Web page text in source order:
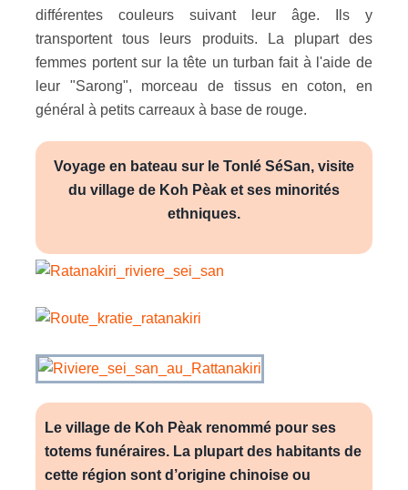
différentes couleurs suivant leur âge. Ils y
transportent tous leurs produits. La plupart des
femmes portent sur la tête un turban fait à l'aide de
leur "Sarong", morceau de tissus en coton, en
général à petits carreaux à base de rouge.
Voyage en bateau sur le Tonlé SéSan, visite
du village de Koh Pèak et ses minorités
ethniques.
Le village de Koh Pèak renommé pour ses
totems funéraires. La plupart des habitants de
cette région sont d’origine chinoise ou